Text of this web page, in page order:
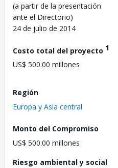
(a partir de la presentación
ante el Directorio)
24 de julio de 2014
Costo total del proyecto 1
US$ 500.00 millones
Región
Europa y Asia central
Monto del Compromiso
US$ 500.00 millones
Riesgo ambiental y social